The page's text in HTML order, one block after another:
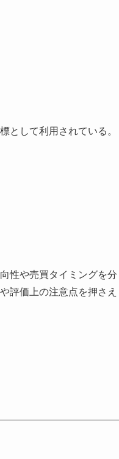
として利用されている。
性や売買タイミングを分
評価上の注意点を押さえ